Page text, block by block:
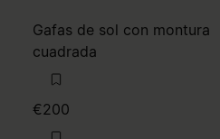
Gafas de sol con montura
cuadrada
€200